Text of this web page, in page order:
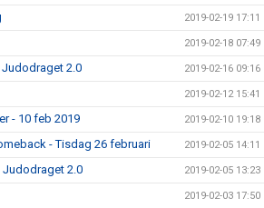
2019-02-19 17:11
2019-02-18 07:49
2.0 2019-02-16 09:16
2019-02-12 15:41
- 10 feb 2019 2019-02-10 19:18
- Tisdag 26 februari 2019-02-05 14:11
Judodraget 2.0 2019-02-05 13:23
2019-02-03 17:50